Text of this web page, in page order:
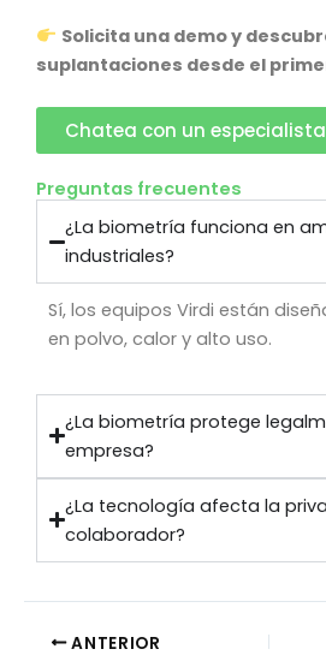
Solicita una demo y
suplantaciones desde el
Chatea con un especialista
Preguntas frecuentes
¿La biometría funciona en
industriales?
Sí, los equipos Virdi están
en polvo, calor y alto uso.
¿La biometría protege
empresa?
¿La tecnología afecta la
colaborador?
ANTERIOR